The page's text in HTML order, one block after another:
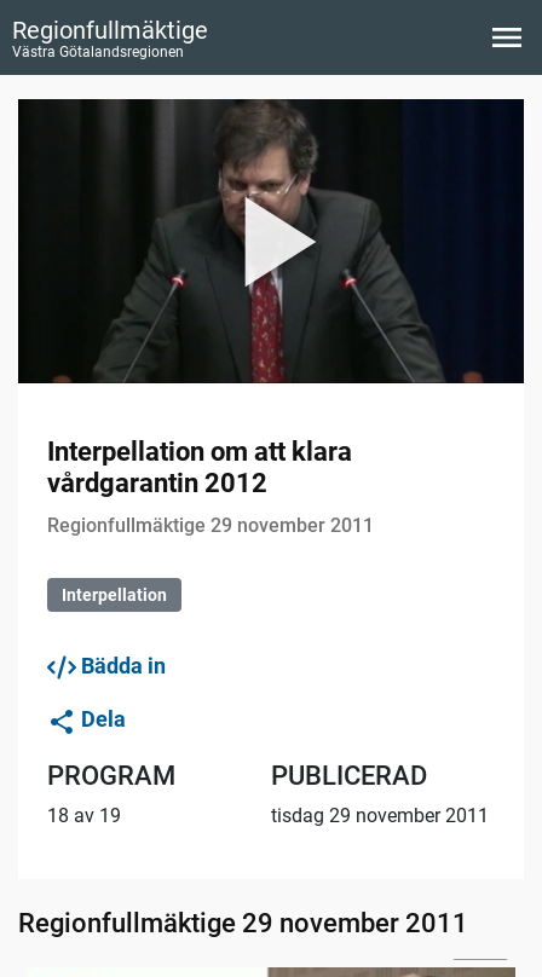
Regionfullmäktige
Västra Götalandsregionen
Interpellation om att klara
vårdgarantin 2012
Regionfullmäktige 29 november 2011
Interpellation
Bädda in
Dela
PROGRAM
18 av 19
PUBLICERAD
tisdag 29 november 2011
Regionfullmäktige 29 november 2011